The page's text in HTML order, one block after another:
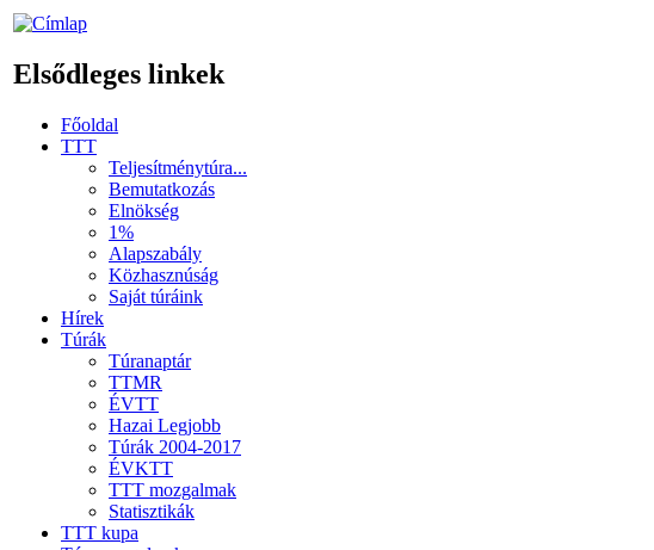
Elsődleges linkek
Főoldal
TTT
Teljesítménytúra...
Bemutatkozás
Elnökség
1%
Alapszabály
Közhasznúság
Saját túráink
Hírek
Túrák
Túranaptár
TTMR
ÉVTT
Hazai Legjobb
Túrák 2004-2017
ÉVKTT
TTT mozgalmak
Statisztikák
TTT kupa